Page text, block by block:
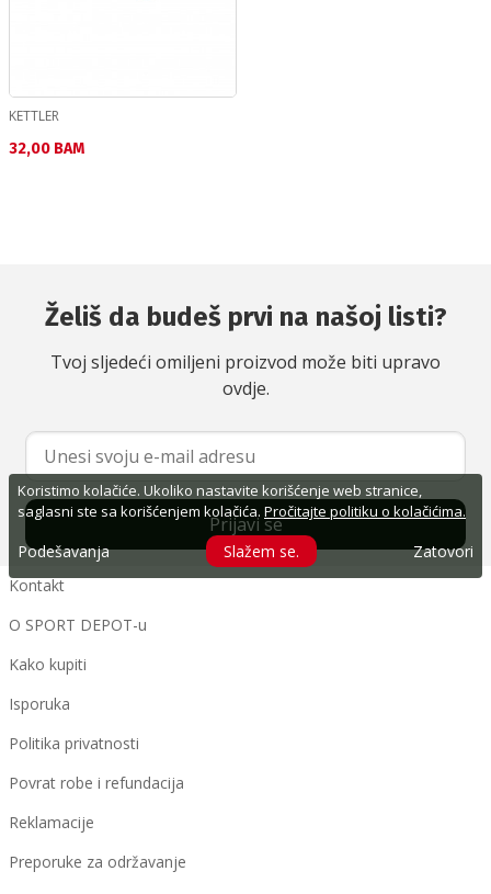
Koristimo kolačiće. Ukoliko nastavite korišćenje web stranice,
saglasni ste sa korišćenjem kolačića. Pročitajte politiku o kolačićima.
Podešavanja Slažem se. Zatovori
KETTLER
Текуща цена:
32,00 BAM
Želiš da budeš prvi na našoj listi?
Tvoj sljedeći omiljeni proizvod može biti upravo
ovdje.
Prijavi se
Kontakt
O SPORT DEPOT-u
Kako kupiti
Isporuka
Politika privatnosti
Povrat robe i refundacija
Reklamacije
Preporuke za održavanje